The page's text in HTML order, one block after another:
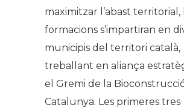
maximitzar l’abast territorial,
formacions s’impartiran en
municipis del territori català,
treballant en aliança
el Gremi de la
Catalunya. Les primeres tres